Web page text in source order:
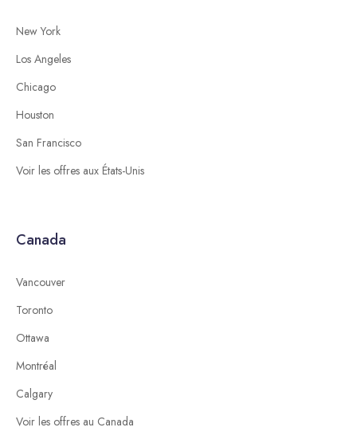
New York
Los Angeles
Chicago
Houston
San Francisco
Voir les offres aux États-Unis
Canada
Vancouver
Toronto
Ottawa
Montréal
Calgary
Voir les offres au Canada